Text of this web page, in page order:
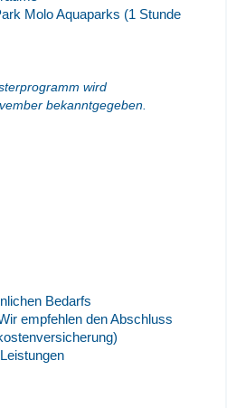
Molo Aquaparks (1 Stunde
wird
bekanntgegeben.
Bedarfs
empfehlen den Abschluss